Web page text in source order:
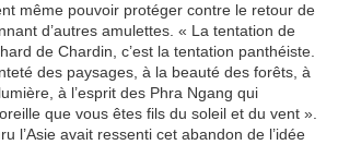
même pouvoir protéger contre le retour de
d’autres amulettes. « La tentation de
de Chardin, c’est la tentation panthéiste.
des paysages, à la beauté des forêts, à
à l’esprit des Phra Ngang qui
que vous êtes fils du soleil et du vent ».
l’Asie avait ressenti cet abandon de l’idée